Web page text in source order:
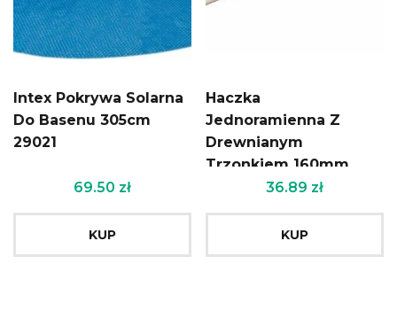
Intex Pokrywa Solarna
Do Basenu 305cm
29021
69.50 zł
KUP
Haczka
Jednoramienna Z
Drewnianym
Trzonkiem 160mm
Schmith Sg-Hj160
36.89 zł
KUP